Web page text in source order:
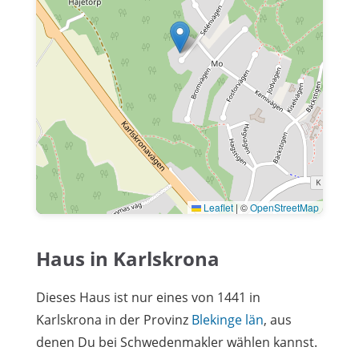
Leaflet | ©OpenStreetMap
Haus in Karlskrona
Dieses Haus ist nur eines von 1441 in
Karlskrona in der Provinz Blekinge län, aus
denen Du bei Schwedenmakler wählen kannst.